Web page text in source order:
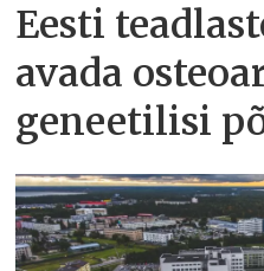
Eesti
avada
geneetilisi